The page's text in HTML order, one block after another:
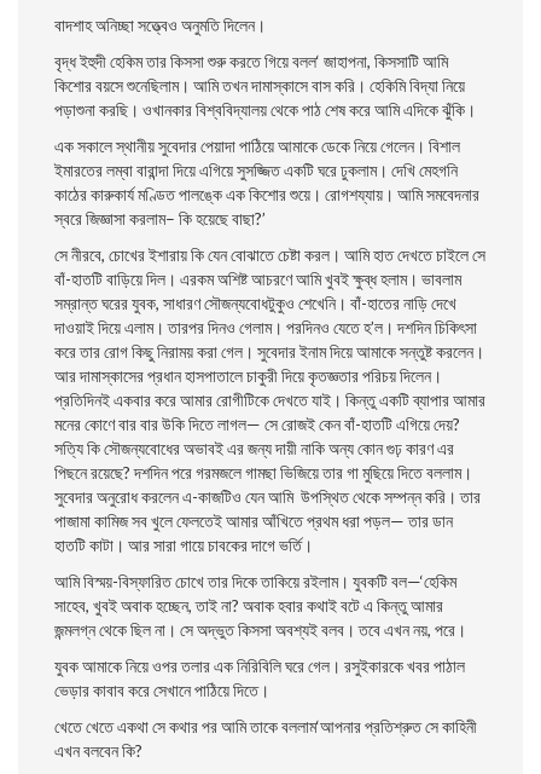
বাদশাহ অনিচ্ছা সত্ত্বেও অনুমতি দিলেন।
বৃদ্ধ ইহুদী হেকিম তার কিসসা শুরু করতে গিয়ে বলল‘ জাহাপনা, কিসসাটি আমি
কিশাের বয়সে শুনেছিলাম। আমি তখন দামাস্কাসে বাস করি। হেকিমি বিদ্যা নিয়ে
পড়াশুনা করছি। ওখানকার বিশ্ববিদ্যালয় থেকে পাঠ শেষ করে আমি এদিকে ঝুঁকি।
এক সকালে স্থানীয় সুবেদার পেয়াদা পাঠিয়ে আমাকে ডেকে নিয়ে গেলেন। বিশাল
ইমারতের লম্বা বারান্দা দিয়ে এগিয়ে সুসজ্জিত একটি ঘরে ঢুকলাম। দেখি মেহগনি
কাঠের কারুকার্য মণ্ডিত পালঙ্কে এক কিশাের শুয়ে। রােগশয্যায়। আমি সমবেদনার
স্বরে জিজ্ঞাসা করলাম– কি হয়েছে বাছা?’
সে নীরবে, চোখের ইশারায় কি যেন বােঝাতে চেষ্টা করল। আমি হাত দেখতে চাইলে সে
বাঁ-হাতটি বাড়িয়ে দিল। এরকম অশিষ্ট আচরণে আমি খুবই ক্ষুব্ধ হলাম। ভাবলাম
সম্রান্ত ঘরের যুবক, সাধারণ সৌজন্যবােধটুকুও শেখেনি। বাঁ-হাতের নাড়ি দেখে
দাওয়াই দিয়ে এলাম। তারপর দিনও গেলাম। পরদিনও যেতে হ’ল। দশদিন চিকিৎসা
করে তার রােগ কিছু নিরাময় করা গেল। সুবেদার ইনাম দিয়ে আমাকে সন্তুষ্ট করলেন।
আর দামাস্কাসের প্রধান হাসপাতালে চাকুরী দিয়ে কৃতজ্ঞতার পরিচয় দিলেন।
প্রতিদিনই একবার করে আমার রােগীটিকে দেখতে যাই। কিন্তু একটি ব্যাপার আমার
মনের কোণে বার বার উকি দিতে লাগল— সে রােজই কেন বাঁ-হাতটি এগিয়ে দেয়?
সত্যি কি সৌজন্যবােধের অভাবই এর জন্য দায়ী নাকি অন্য কোন গুঢ় কারণ এর
পিছনে রয়েছে? দশদিন পরে গরমজলে গামছা ভিজিয়ে তার গা মুছিয়ে দিতে বললাম।
সুবেদার অনুরােধ করলেন এ-কাজটিও যেন আমি উপস্থিত থেকে সম্পন্ন করি। তার
পাজামা কামিজ সব খুলে ফেলতেই আমার আঁখিতে প্রথম ধরা পড়ল— তার ডান
হাতটি কাটা। আর সারা গায়ে চাবকের দাগে ভর্তি।
আমি বিস্ময়-বিস্ফারিত চোখে তার দিকে তাকিয়ে রইলাম। যুবকটি বল—‘হেকিম
সাহেব, খুবই অবাক হচ্ছেন, তাই না? অবাক হবার কথাই বটে এ কিন্তু আমার
জন্মলগ্ন থেকে ছিল না। সে অদ্ভুত কিসসা অবশ্যই বলব। তবে এখন নয়, পরে।
যুবক আমাকে নিয়ে ওপর তলার এক নিরিবিলি ঘরে গেল। রসুইকারকে খবর পাঠাল
ভেড়ার কাবাব করে সেখানে পাঠিয়ে দিতে।
খেতে খেতে একথা সে কথার পর আমি তাকে বললাম‘আপনার প্রতিশ্রুত সে কাহিনী
এখন বলবেন কি?